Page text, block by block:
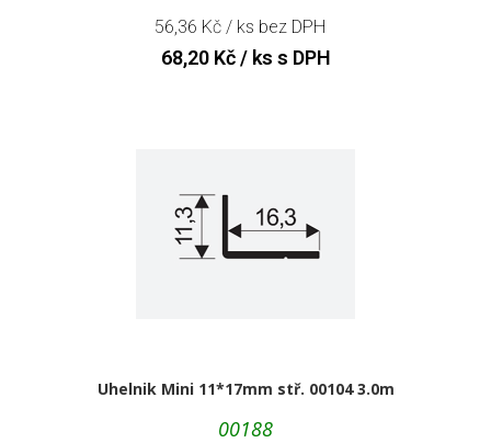
56,36 Kč / ks bez DPH
68,20 Kč/ ks s DPH
Uhelnik Mini 11*17mm stř. 00104 3.0m
00188